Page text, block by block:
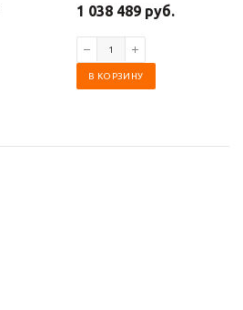
1 038 489 руб.
В КОРЗИНУ